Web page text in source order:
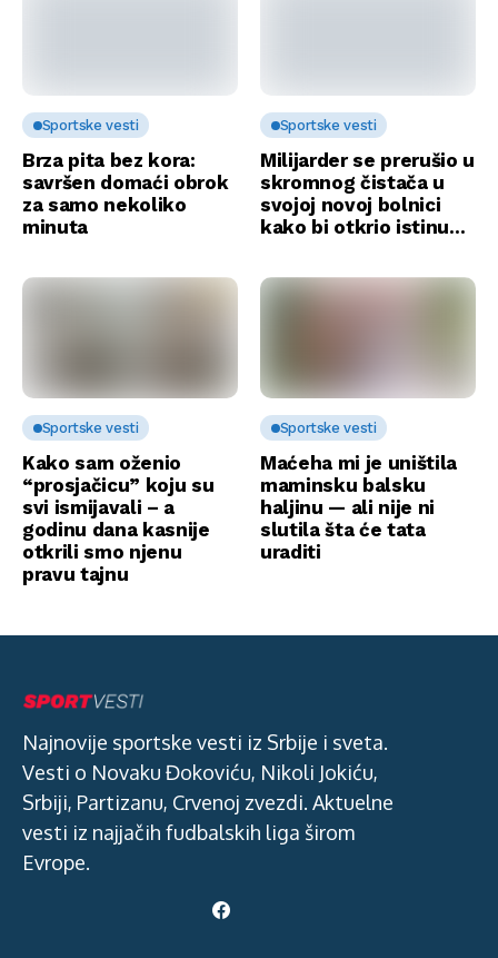
Sportske vesti
Brza pita bez kora:
savršen domaći obrok
za samo nekoliko
minuta
Sportske vesti
Milijarder se prerušio u
skromnog čistača u
svojoj novoj bolnici
kako bi otkrio istinu…
Sportske vesti
Kako sam oženio
“prosjačicu” koju su
svi ismijavali – a
godinu dana kasnije
otkrili smo njenu
pravu tajnu
Sportske vesti
Maćeha mi je uništila
maminsku balsku
haljinu — ali nije ni
slutila šta će tata
uraditi
Najnovije sportske vesti iz Srbije i sveta.
Vesti o Novaku Đokoviću, Nikoli Jokiću,
Srbiji, Partizanu, Crvenoj zvezdi. Aktuelne
vesti iz najjačih fudbalskih liga širom
Evrope.